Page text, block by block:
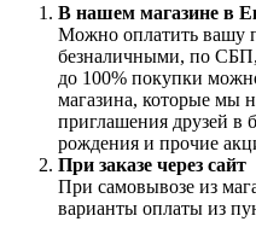
В нашем магазине в
Можно оплатить вашу
безналичными, по
до 100% покупки
магазина, которые мы
приглашения друзей в
рождения и прочие
При заказе через сайт
При самовывозе из
варианты оплаты из